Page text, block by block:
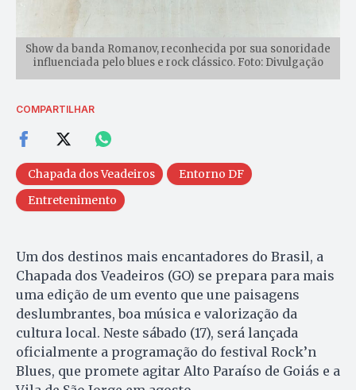
Show da banda Romanov, reconhecida por sua sonoridade
influenciada pelo blues e rock clássico. Foto: Divulgação
COMPARTILHAR
Chapada dos Veadeiros
Entorno DF
Entretenimento
Um dos destinos mais encantadores do Brasil, a
Chapada dos Veadeiros (GO) se prepara para mais
uma edição de um evento que une paisagens
deslumbrantes, boa música e valorização da
cultura local. Neste sábado (17), será lançada
oficialmente a programação do festival Rock’n
Blues, que promete agitar Alto Paraíso de Goiás e a